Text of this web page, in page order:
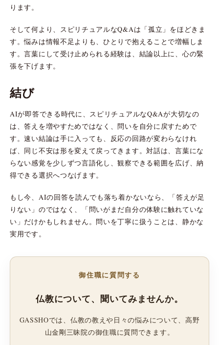
ります。
そして何より、スピリチュアルなQ&Aは「孤立」をほどきま
す。悩みは情報不足よりも、ひとりで抱えることで増幅しま
す。言葉にして受け止められる経験は、結論以上に、心の緊
張を下げます。
結び
AIが即答できる時代に、スピリチュアルなQ&Aが大切なの
は、答えを増やすためではなく、問いを自分に戻すためで
す。速い結論は手に入っても、反応の回路が変わらなけれ
ば、同じ不安は形を変えて戻ってきます。対話は、言葉にな
らない感覚を少しずつ言語化し、観察できる範囲を広げ、納
得できる選択へつなげます。
もし今、AIの回答を読んでも落ち着かないなら、「答えが足
りない」のではなく、「問いがまだ自分の体験に触れていな
い」だけかもしれません。問いを丁寧に扱うことは、静かな
実用です。
御住職に質問する
仏教について、聞いてみませんか。
GASSHOでは、仏教の教えや日々の悩みについて、高野
山金剛三昧院の御住職に質問できます。